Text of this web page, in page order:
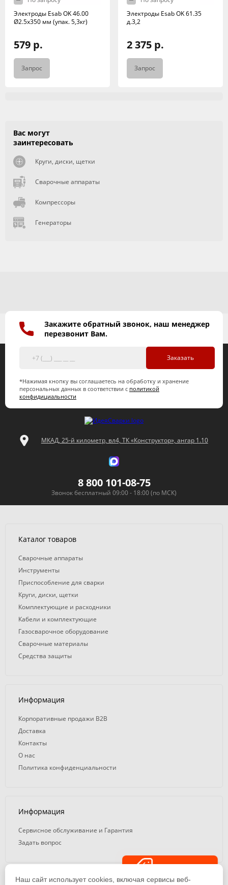
Электроды Esab OK 46.00
Ø2.5x350 мм (упак. 5,3кг)
579 р.
Запрос
Электроды Esab OK 61.35
д.3,2
2 375 р.
Запрос
Вас могут
заинтересовать
Круги, диски, щетки
Сварочные аппараты
Компрессоры
Генераторы
Закажите обратный звонок, наш менеджер
перезвонит Вам.
Заказать
*Нажимая кнопку вы соглашаетесь на обработку и хранение
персональных данных в соответствии с политикой
конфидициальности
МКАД, 25-й километр, вл4, ТК «Конструктор», ангар 1.10
8 800 101-08-75
Звонок бесплатный 09:00 - 18:00 (по МСК)
Каталог товаров
Сварочные аппараты
Инструменты
Приспособление для сварки
Круги, диски, щетки
Комплектующие и расходники
Кабели и комплектующие
Газосварочное оборудование
Сварочные материалы
Средства защиты
Информация
Корпоративные продажи B2B
Доставка
Контакты
О нас
Политика конфиденциальности
Информация
Сервисное обслуживание и Гарантия
Задать вопрос
Наш сайт использует cookies, включая сервисы веб-